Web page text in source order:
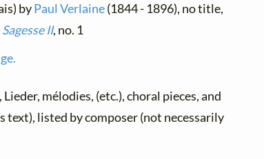
byPaul Verlaine(1844 - 1896), no title,
Sagesse II, no. 1
Lieder, mélodies, (etc.), choral pieces, and
text), listed by composer (not necessarily